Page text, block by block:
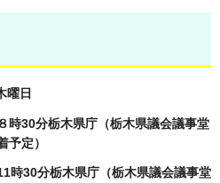
曜日
30分栃木県庁（栃木県議会議事堂
予定）
時30分栃木県庁（栃木県議会議事堂